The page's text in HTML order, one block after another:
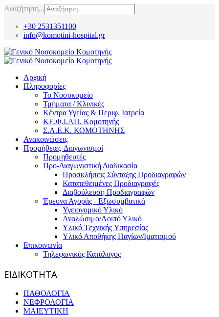
Αναζήτηση...
+30 2531351100
info@komotini-hospital.gr
Αρχική
Πληροφορίες
Το Νοσοκομείο
Τμήματα / Κλινικές
Κέντρα Υγείας & Περιφ. Ιατρεία
ΚΕ.Φ.Ι.ΑΠ. Κομοτηνής
Σ.Α.Ε.Κ. ΚΟΜΟΤΗΝΗΣ
Ανακοινώσεις
Προμήθειες-Διαγωνισμοί
Προμηθευτές
Προ-Διαγωνιστική Διαδικασία
Προσκλήσεις Σύνταξης Προδιαγραφών
Κατατεθειμένες Προδιαγραφές
Διαβούλευση Προδιαγραφών
Έρευνα Αγοράς - Εξωσυμβατικά
Υγειονομικό Υλικό
Αναλώσιμο/Λοιπό Υλικό
Υλικό Tεχνικής Yπηρεσίας
Υλικό Αποθήκης Παγίων/Ιματισμού
Επικοινωνία
Τηλεφωνικός Κατάλογος
ΕΙΔΙΚΟΤΗΤΑ
ΠΑΘΟΛΟΓΙΑ
ΝΕΦΡΟΛΟΓΙΑ
ΜΑΙΕΥΤΙΚΗ